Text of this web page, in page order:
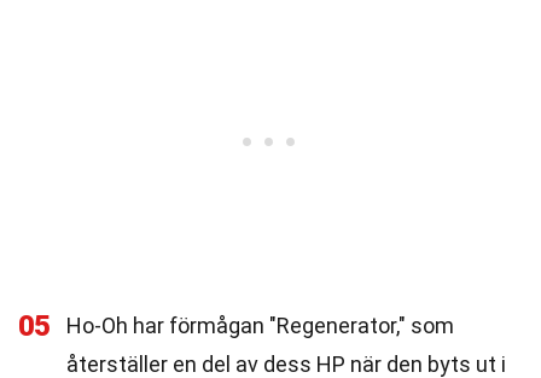
05
Ho-Oh har förmågan "Regenerator," som
återställer en del av dess HP när den byts ut i